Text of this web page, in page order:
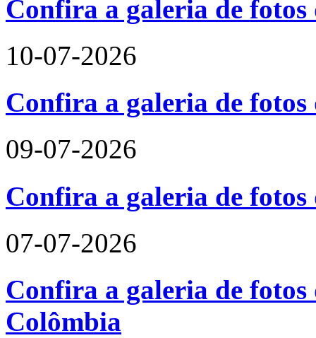
Confira a galeria de
10-07-2026
Confira a galeria de fotos
09-07-2026
Confira a galeria de
07-07-2026
Confira a galeria de fotos
Colômbia